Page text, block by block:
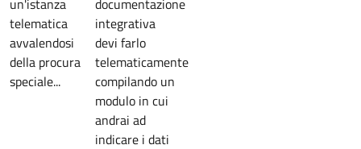
un'istanza
telematica
avvalendosi
della procura
speciale...
documentazione
integrativa
devi farlo
telematicamente
compilando un
modulo in cui
andrai ad
indicare i dati